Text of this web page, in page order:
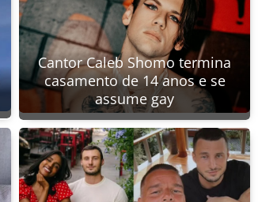
Cantor Caleb Shomo termina
casamento de 14 anos e se
assume gay